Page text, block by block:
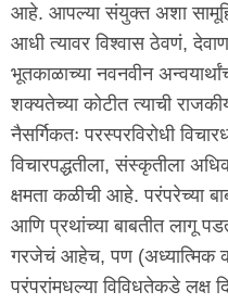
आहे. आपल्या संयुक्त अशा
आधी त्यावर विश्वास ठेवणं,
भूतकाळाच्या नवनवीन
शक्यतेच्या कोटीत त्याची
नैसर्गिकतः परस्परविरोधी
विचारपद्धतीला, संस्कृतीला
क्षमता कळीची आहे. परंपरेच्या
आणि प्रथांच्या बाबतीत लागू
गरजेचं आहेच, पण (अध्यात्मिक
परंपरांमधल्या विविधतेकडे लक्ष